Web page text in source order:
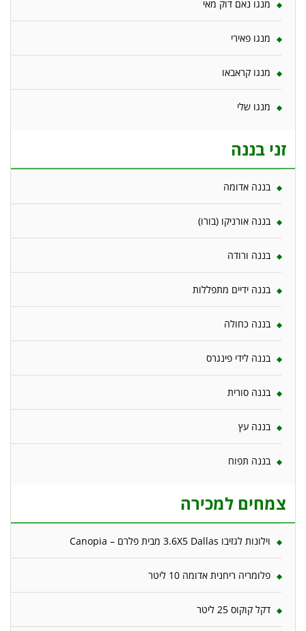
מנגו נאם דוק מאי
מנגו פאירי
מנגו קראבאו
מנגו שלי
זני בננה
בננה אדומה
בננה אורניקו (בורו)
בננה ורודה
בננה ידיים מתפללות
בננה כחולה
בננה לידי פינגרס
בננה סורית
בננה עץ
בננה תפוח
צמחים למכירה
וילונות לגזיבו 3.6X5 Dallas מבית פלרם – Canopia
פלומריה ריחנית אדומה 10 ליטר
דקל קוקוס 25 ליטר